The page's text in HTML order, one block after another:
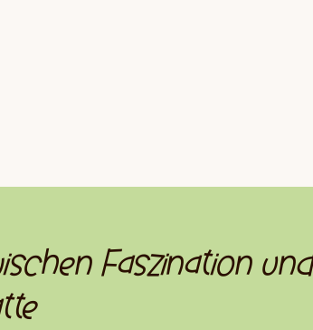
Faszination und